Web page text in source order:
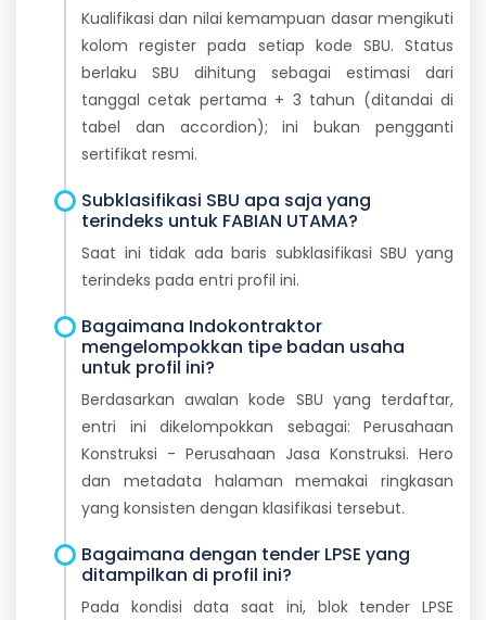
Kualifikasi dan nilai kemampuan dasar mengikuti
kolom register pada setiap kode SBU. Status
berlaku SBU dihitung sebagai estimasi dari
tanggal cetak pertama + 3 tahun (ditandai di
tabel dan accordion); ini bukan pengganti
sertifikat resmi.
Subklasifikasi SBU apa saja yang
terindeks untuk FABIAN UTAMA?
Saat ini tidak ada baris subklasifikasi SBU yang
terindeks pada entri profil ini.
Bagaimana Indokontraktor
mengelompokkan tipe badan usaha
untuk profil ini?
Berdasarkan awalan kode SBU yang terdaftar,
entri ini dikelompokkan sebagai: Perusahaan
Konstruksi - Perusahaan Jasa Konstruksi. Hero
dan metadata halaman memakai ringkasan
yang konsisten dengan klasifikasi tersebut.
Bagaimana dengan tender LPSE yang
ditampilkan di profil ini?
Pada kondisi data saat ini, blok tender LPSE